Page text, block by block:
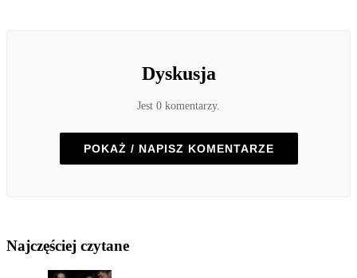
Dyskusja
Jest 0 komentarzy.
POKAŻ / NAPISZ KOMENTARZE
Najczęściej czytane